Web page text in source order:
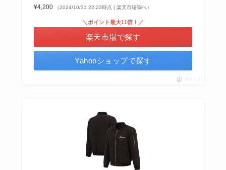
¥4,200
（2024/10/31 22:23時点 | 楽天市場調べ）
＼ポイント最大11倍！／
楽天市場で探す
Yahooショップで探す
ポチップ